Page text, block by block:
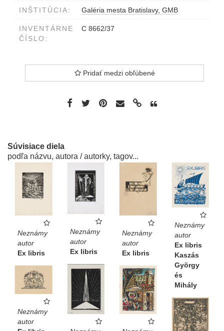
DER SAMMLUNG, H. K. FRECH,
INŠTITÚCIA: Galéria mesta Bratislavy, GMB
INVENTÁRNE
ČÍSLO:
C 8662/37
Pridať medzi obľúbené
Súvisiace diela
podľa názvu, autora / autorky, tagov...
Neznámy
autor
Ex libris
Neznámy
autor
Ex libris
Neznámy
autor
Ex libris
Neznámy
autor
Ex libris
Kaszás
György
és
Mihály
Neznámy
autor